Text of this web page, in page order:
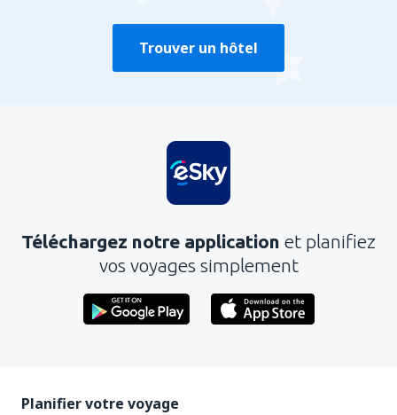
Trouver un hôtel
Téléchargez notre application et planifiez
vos voyages simplement
Planifier votre voyage